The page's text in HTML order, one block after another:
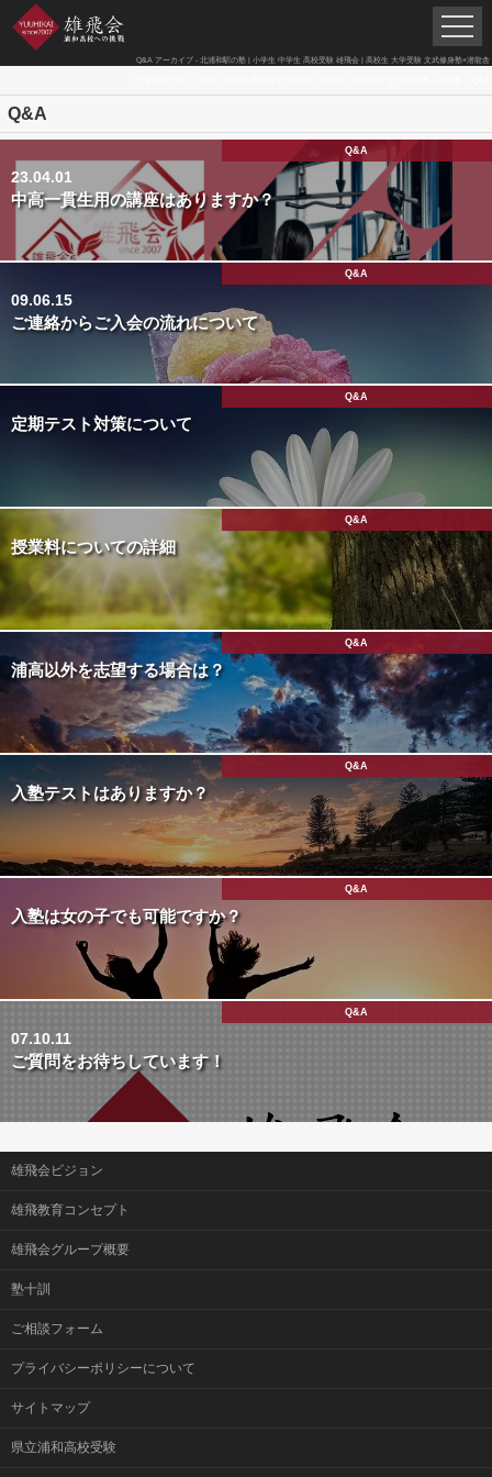
Q&A アーカイブ - 北浦和駅の塾 | 小学生 中学生 高校受験 雄飛会 | 高校生 大学受験 文武修身塾×潜龍舎
Q&A
Q&A
23.04.01
中高一貫生用の講座はありますか？
Q&A
09.06.15
ご連絡からご入会の流れについて
Q&A
定期テスト対策について
Q&A
授業料についての詳細
Q&A
浦高以外を志望する場合は？
Q&A
入塾テストはありますか？
Q&A
入塾は女の子でも可能ですか？
Q&A
07.10.11
ご質問をお待ちしています！
雄飛会ビジョン
雄飛教育コンセプト
雄飛会グループ概要
塾十訓
ご相談フォーム
プライバシーポリシーについて
サイトマップ
県立浦和高校受験